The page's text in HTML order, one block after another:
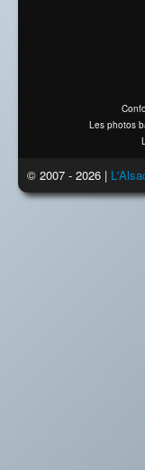
Les photos
© 2007 - 2026 |